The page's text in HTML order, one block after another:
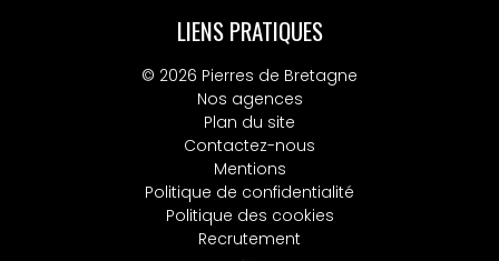
LIENS PRATIQUES
© 2026 Pierres de Bretagne
Nos agences
Plan du site
Contactez-nous
Mentions
Politique de confidentialité
Politique des cookies
Recrutement